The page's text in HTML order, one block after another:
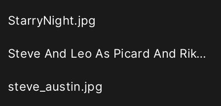
StarryNight.jpg
Steve And Leo As Picard And Riker.png
steve_austin.jpg